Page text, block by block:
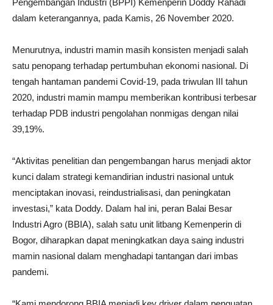
Pengembangan Industri (BPPI) Kemenperin Doddy Rahadi
dalam keterangannya, pada Kamis, 26 November 2020.
Menurutnya, industri mamin masih konsisten menjadi salah
satu penopang terhadap pertumbuhan ekonomi nasional. Di
tengah hantaman pandemi Covid-19, pada triwulan III tahun
2020, industri mamin mampu memberikan kontribusi terbesar
terhadap PDB industri pengolahan nonmigas dengan nilai
39,19%.
“Aktivitas penelitian dan pengembangan harus menjadi aktor
kunci dalam strategi kemandirian industri nasional untuk
menciptakan inovasi, reindustrialisasi, dan peningkatan
investasi,” kata Doddy. Dalam hal ini, peran Balai Besar
Industri Agro (BBIA), salah satu unit litbang Kemenperin di
Bogor, diharapkan dapat meningkatkan daya saing industri
mamin nasional dalam menghadapi tantangan dari imbas
pandemi.